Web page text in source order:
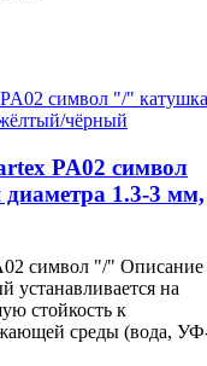
PA02 символ
1.3-3 мм,
символ "/" Описание
устанавливается на
стойкость к
среды (вода,